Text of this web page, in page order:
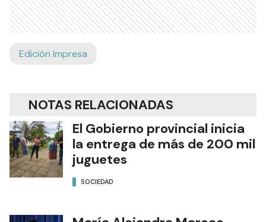
Edición Impresa
NOTAS RELACIONADAS
El Gobierno provincial inicia
la entrega de más de 200 mil
juguetes
SOCIEDAD